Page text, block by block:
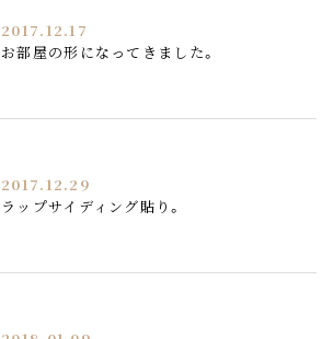
2017.12.17
お部屋の形になってきました。
2017.12.29
ラップサイディング貼り。